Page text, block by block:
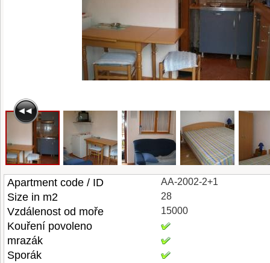
Apartment code / ID AA-2002-2+1
Size in m2 28
Vzdálenost od moře 15000
Kouření povoleno
mrazák
Sporák